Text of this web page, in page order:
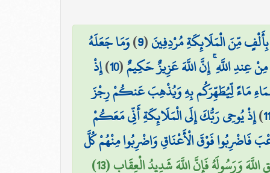
مِّنَ الْمَلَائِكَةِ مُرْدِفِينَ(
9
)وَمَا جَعَلَهُ
عِندِ اللَّهِ ۚ إِنَّ اللَّهَ عَزِيزٌ حَكِيمٌ(
10
)إِذْ
مَاءً لِّيُطَهِّرَكُم بِهِ وَيُذْهِبَ عَنكُمْ رِجْزَ
11
)إِذْ يُوحِي رَبُّكَ إِلَى الْمَلَائِكَةِ أَنِّي مَعَكُمْ
فَاضْرِبُوا فَوْقَ الْأَعْنَاقِ وَاضْرِبُوا مِنْهُمْ كُلَّ
وَرَسُولَهُ فَإِنَّ اللَّهَ شَدِيدُ الْعِقَابِ (13)